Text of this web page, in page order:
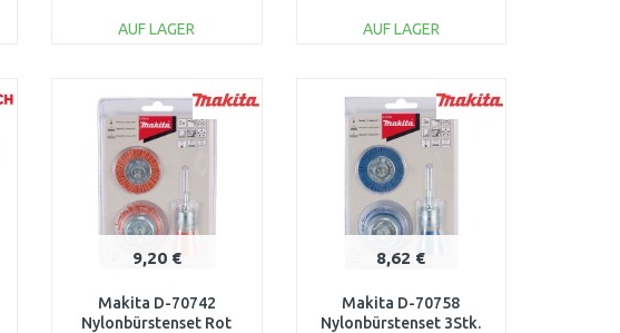
AUF LAGER
Vergleichen
AUF LAGER
Vergleichen
9,20 €
Makita D-70742
Nylonbürstenset Rot
8,62 €
Makita D-70758
Nylonbürstenset 3Stk.